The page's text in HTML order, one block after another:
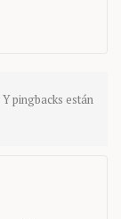
Y pingbacks están